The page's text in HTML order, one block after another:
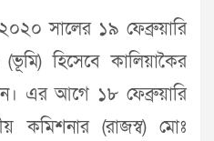
২০২০ সালের ১৯ ফেব্রুয়ারি
হিসেবে কালিয়াকৈর
এর আগে ১৮ ফেব্রুয়ারি
কমিশনার (রাজস্ব) মোঃ